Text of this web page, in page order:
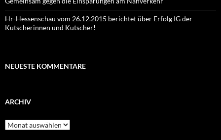
Hr-Hessenschau vom 26.12.2015 berichtet über Erfolg IG der
Kutscherinnen und Kutscher!
NEUESTE KOMMENTARE
ARCHIV
Archiv